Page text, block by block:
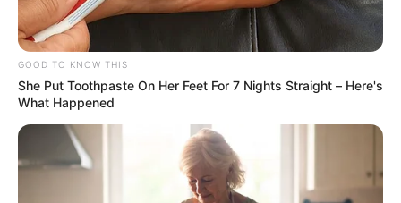
TEMAS RELACIONADOS
NOTICIAS ANTIOQUIA
POLICÍA METROPOLITANA DEL VALLE DE ABURRÁ
MOTOCICLETA
GOOD TO KNOW THIS
She Put Toothpaste On Her Feet For 7 Nights Straight – Here's
What Happened